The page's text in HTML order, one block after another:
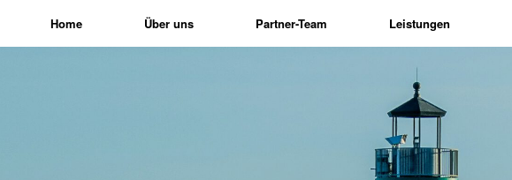
Home Über uns Partner-Team Leistungen